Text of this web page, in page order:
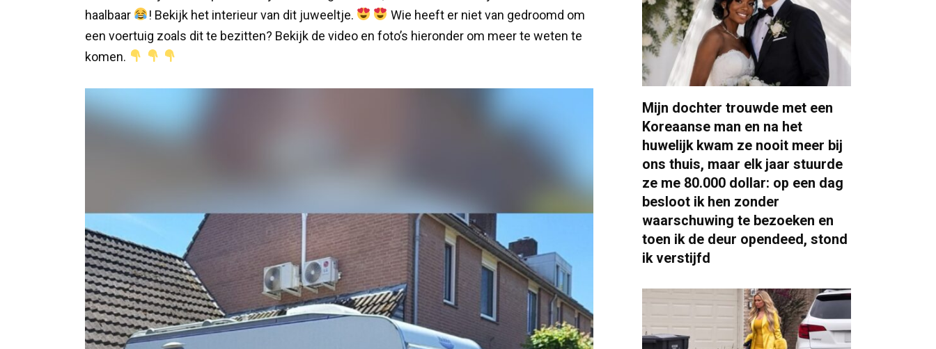
haalbaar
! Bekijk het interieur van dit juweeltje.
Wie heeft er niet van gedroomd om
een voertuig zoals dit te bezitten? Bekijk de video en foto’s hieronder om meer te weten te
komen.
Mijn dochter trouwde met een
Koreaanse man en na het
huwelijk kwam ze nooit meer bij
ons thuis, maar elk jaar stuurde
ze me 80.000 dollar: op een dag
besloot ik hen zonder
waarschuwing te bezoeken en
toen ik de deur opendeed, stond
ik verstijfd